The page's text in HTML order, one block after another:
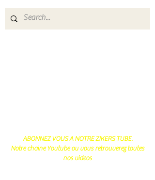
ABONNEZ VOUS A NOTRE ZIKERS TUBE.
Notre chaine Youtube ou vous retrouverez toutes
nos videos